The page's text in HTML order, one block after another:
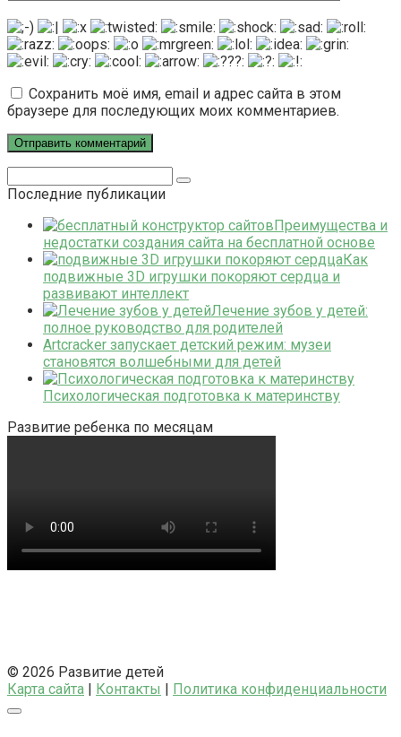
Сохранить моё имя, email и адрес сайта в этом
браузере для последующих моих комментариев.
Последние публикации
Преимущества и
недостатки создания сайта на бесплатной основе
Как
подвижные 3D игрушки покоряют сердца и
развивают интеллект
Лечение зубов у детей:
полное руководство для родителей
Artcracker запускает детский режим: музеи
становятся волшебными для детей
Психологическая подготовка к материнству
Развитие ребенка по месяцам
© 2026 Развитие детей
Карта сайта | Контакты | Политика конфиденциальности